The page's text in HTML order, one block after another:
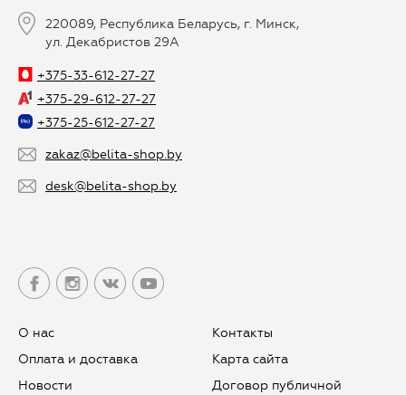
220089, Республика Беларусь, г. Минск,
ул. Декабристов 29А
+375-33-612-27-27
+375-29-612-27-27
+375-25-612-27-27
zakaz@belita-shop.by
desk@belita-shop.by
О нас
Оплата и доставка
Новости
Контакты
Карта сайта
Договор публичной